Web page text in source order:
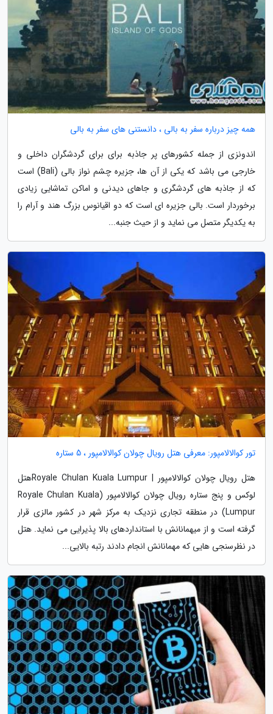
همه چیز درباره سفر به بالی ، دانستنی های سفر به بالی
اندونزی از جمله کشورهای پر جاذبه برای برای گردشگران داخلی و
خارجی می باشد که یکی از آن ها، جزیره چشم نواز بالی (Bali) است
که از جاذبه های گردشگری و جاهای دیدنی و اماکن تماشایی زیادی
برخوردار است. بالی جزیره ای است که دو اقیانوس بزرگ هند و آرام را
به یکدیگر متصل می نماید و از حیث جنبه...
تور کوالالامپور: معرفی هتل رویال چولان کوالالامپور ، 5 ستاره
هتل رویال چولان کوالالامپور | Royale Chulan Kuala Lumpurهتل
لوکس و پنج ستاره رویال چولان کوالالامپور (Royale Chulan Kuala
Lumpur) در منطقه تجاری نزدیک به مرکز شهر در کشور مالزی قرار
گرفته است و از میهمانانش با استانداردهای بالا پذیرایی می نماید. هتل
در نظرسنجی هایی که مهمانانش انجام دادند رتبه بالایی...